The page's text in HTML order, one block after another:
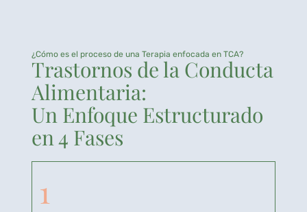
¿Cómo es el proceso de una Terapia enfocada en TCA?
Trastornos de la Conducta
Alimentaria:
Un Enfoque Estructurado
en 4 Fases
1